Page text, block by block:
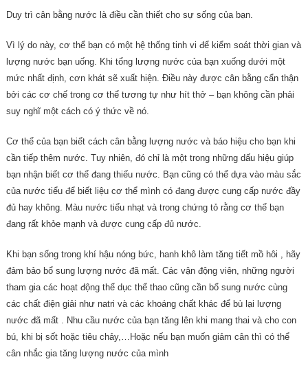
Duy trì cân bằng nước là điều cần thiết cho sự sống của bạn.
Vì lý do này, cơ thể bạn có một hệ thống tinh vi để kiểm soát thời gian và
lượng nước bạn uống. Khi tổng lượng nước của bạn xuống dưới một
mức nhất định, cơn khát sẽ xuất hiện. Điều này được cân bằng cẩn thận
bởi các cơ chế trong cơ thể tương tự như hít thở – bạn không cần phải
suy nghĩ một cách có ý thức về nó.
Cơ thể của bạn biết cách cân bằng lượng nước và báo hiệu cho bạn khi
cần tiếp thêm nước. Tuy nhiên, đó chỉ là một trong những dấu hiệu giúp
bạn nhận biết cơ thể đang thiếu nước. Bạn cũng có thể dựa vào màu sắc
của nước tiểu để biết liệu cơ thể mình có đang được cung cấp nước đầy
đủ hay không. Màu nước tiểu nhạt và trong chứng tỏ rằng cơ thể bạn
đang rất khỏe mạnh và được cung cấp đủ nước.
Khi bạn sống trong khí hậu nóng bức, hanh khô làm tăng tiết mồ hôi , hãy
đảm bảo bổ sung lượng nước đã mất. Các vận động viên, những người
tham gia các hoạt động thể dục thể thao cũng cần bổ sung nước cùng
các chất điện giải như natri và các khoáng chất khác để bù lại lượng
nước đã mất . Nhu cầu nước của bạn tăng lên khi mang thai và cho con
bú, khi bị sốt hoặc tiêu chảy,…Hoặc nếu bạn muốn giảm cân thì có thể
cân nhắc gia tăng lượng nước của mình